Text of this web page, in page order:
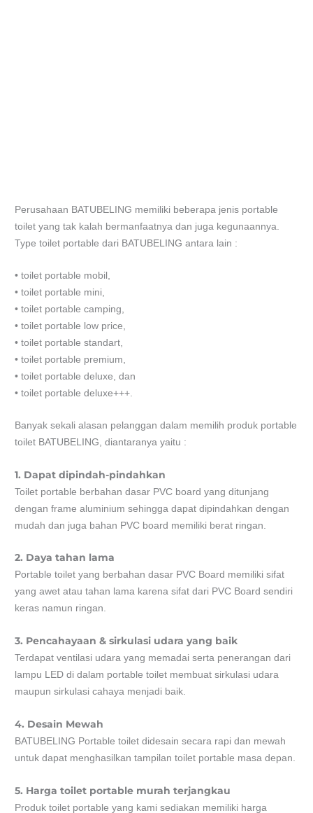
Perusahaan BATUBELING memiliki beberapa jenis portable
toilet yang tak kalah bermanfaatnya dan juga kegunaannya.
Type toilet portable dari BATUBELING antara lain :
• toilet portable mobil,
• toilet portable mini,
• toilet portable camping,
• toilet portable low price,
• toilet portable standart,
• toilet portable premium,
• toilet portable deluxe, dan
• toilet portable deluxe+++.
Banyak sekali alasan pelanggan dalam memilih produk portable
toilet BATUBELING, diantaranya yaitu :
1. Dapat dipindah-pindahkan
Toilet portable berbahan dasar PVC board yang ditunjang
dengan frame aluminium sehingga dapat dipindahkan dengan
mudah dan juga bahan PVC board memiliki berat ringan.
2. Daya tahan lama
Portable toilet yang berbahan dasar PVC Board memiliki sifat
yang awet atau tahan lama karena sifat dari PVC Board sendiri
keras namun ringan.
3. Pencahayaan & sirkulasi udara yang baik
Terdapat ventilasi udara yang memadai serta penerangan dari
lampu LED di dalam portable toilet membuat sirkulasi udara
maupun sirkulasi cahaya menjadi baik.
4. Desain Mewah
BATUBELING Portable toilet didesain secara rapi dan mewah
untuk dapat menghasilkan tampilan toilet portable masa depan.
5. Harga toilet portable murah terjangkau
Produk toilet portable yang kami sediakan memiliki harga